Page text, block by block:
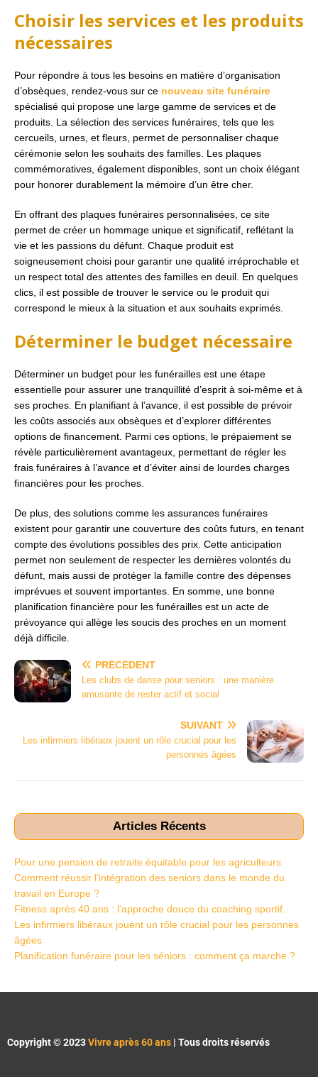
Choisir les services et les produits
nécessaires
Pour répondre à tous les besoins en matière d’organisation
d’obsèques, rendez-vous sur ce nouveau site funéraire
spécialisé qui propose une large gamme de services et de
produits. La sélection des services funéraires, tels que les
cercueils, urnes, et fleurs, permet de personnaliser chaque
cérémonie selon les souhaits des familles. Les plaques
commémoratives, également disponibles, sont un choix élégant
pour honorer durablement la mémoire d’un être cher.
En offrant des plaques funéraires personnalisées, ce site
permet de créer un hommage unique et significatif, reflétant la
vie et les passions du défunt. Chaque produit est
soigneusement choisi pour garantir une qualité irréprochable et
un respect total des attentes des familles en deuil. En quelques
clics, il est possible de trouver le service ou le produit qui
correspond le mieux à la situation et aux souhaits exprimés.
Déterminer le budget nécessaire
Déterminer un budget pour les funérailles est une étape
essentielle pour assurer une tranquillité d’esprit à soi-même et à
ses proches. En planifiant à l’avance, il est possible de prévoir
les coûts associés aux obsèques et d’explorer différentes
options de financement. Parmi ces options, le prépaiement se
révèle particulièrement avantageux, permettant de régler les
frais funéraires à l’avance et d’éviter ainsi de lourdes charges
financières pour les proches.
De plus, des solutions comme les assurances funéraires
existent pour garantir une couverture des coûts futurs, en tenant
compte des évolutions possibles des prix. Cette anticipation
permet non seulement de respecter les dernières volontés du
défunt, mais aussi de protéger la famille contre des dépenses
imprévues et souvent importantes. En somme, une bonne
planification financière pour les funérailles est un acte de
prévoyance qui allège les soucis des proches en un moment
déjà difficile.
PRÉCÉDENT
Les clubs de danse pour seniors : une manière
amusante de rester actif et social
SUIVANT
Les infirmiers libéraux jouent un rôle crucial pour les
personnes âgées
Articles Récents
Pour une pension de retraite équitable pour les agriculteurs
Comment réussir l’intégration des seniors dans le monde du
travail en Europe ?
Fitness après 40 ans : l’approche douce du coaching sportif.
Les infirmiers libéraux jouent un rôle crucial pour les personnes
âgées
Planification funéraire pour les séniors : comment ça marche ?
Copyright © 2023Vivre après 60 ans | Tous droits réservés